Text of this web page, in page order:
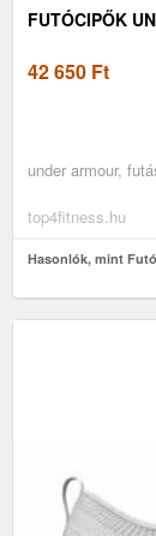
FUTÓCIPŐK
42 650 Ft
under armour,
top4fitness.hu
Hasonlók, mint